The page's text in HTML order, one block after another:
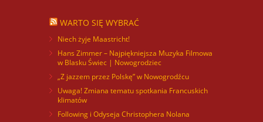
WARTO SIĘ WYBRAĆ
Niech żyje Maastricht!
Hans Zimmer – Najpiękniejsza Muzyka Filmowa
w Blasku Świec | Nowogrodziec
„Z jazzem przez Polskę” w Nowogrodźcu
Uwaga! Zmiana tematu spotkania Francuskich
klimatów
Following i Odyseja Christophera Nolana